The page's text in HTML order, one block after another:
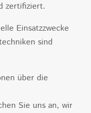
zertifiziert.
Einsatzzwecke
sind
über die
Sie uns an, wir